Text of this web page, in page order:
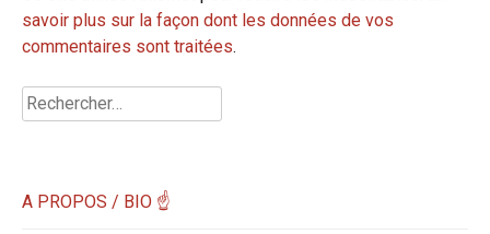
savoir plus sur la façon dont les données de vos
commentaires sont traitées.
Rechercher :
A PROPOS / BIO ☝